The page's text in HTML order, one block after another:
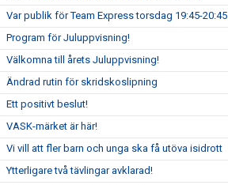
Var publik för Team Express torsdag 19:45-20:45
Program för Juluppvisning!
Välkomna till årets Juluppvisning!
Ändrad rutin för skridskoslipning
Ett positivt beslut!
VASK-märket är här!
Vi vill att fler barn och unga ska få utöva isidrott
Ytterligare två tävlingar avklarad!